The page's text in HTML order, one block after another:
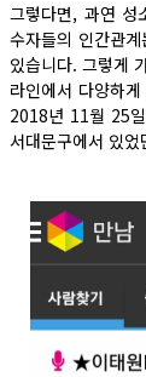
그렇다면, 과연 성
수자들의 인간관
있습니다. 그렇게
라인에서 다양하
2018년 11월 25
서대문구에서 있